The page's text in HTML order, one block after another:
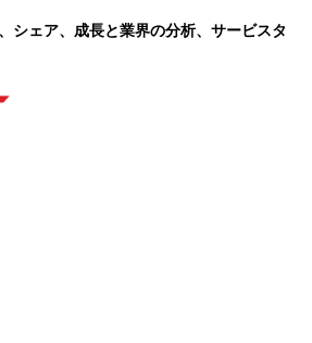
シェア、成長と業界の分析、サービスタ